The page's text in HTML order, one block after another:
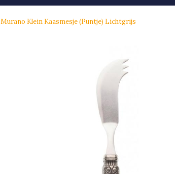
Murano Klein Kaasmesje (Puntje) Lichtgrijs